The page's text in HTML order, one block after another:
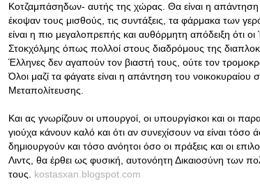
Κοτζαμπάσηδων- αυτής της χώρας. Θα είναι η
έκοψαν τους μισθούς, τις συντάξεις, τα φάρμακα των
είναι η πιο μεγαλοπρεπής και αυθόρμητη απόδειξη ότι
Στοκχόλμης όπως πολλοί στους διαδρόμους της
Έλληνες δεν αγαπούν τον βιαστή τους, ούτε τον
Όλοι μαζί τα φάγατε είναι η απάντηση του
Μεταπολίτευσης.
Και ας γνωρίζουν οι υπουργοί, οι υπουργίσκοι και οι
γιούχα κάνουν καλό και ότι αν συνεχίσουν να είναι τόσο
δημιουργούν και τόσο ανόητοι όσο οι πράξεις και οι
Λιντς, θα έρθει ως φυσική, αυτονόητη Δικαιοσύνη των
τους. kostasxan.blogspot.com